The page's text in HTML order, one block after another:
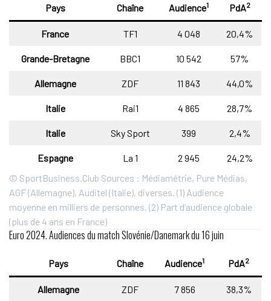
Pays Chaîne Audience1 PdA2
France TF1 4 048 20,4%
Grande-Bretagne BBC1 10 542 57%
Allemagne ZDF 11 843 44,0%
Italie Rai1 4 865 28,7%
Italie Sky Sport 399 2,4%
Espagne La 1 2 945
24,2%
© SportBusiness.Club Sources : Médiamétrie, Pure Médias,
AGF (Allemagne), Auditel (Italie), diverses. (1) Audience
moyenne en milliers de personnes. (2) Part d’audience globale
(plus de 4 ans en France)
Euro 2024. Audiences du match Slovénie/Danemark du 16 juin
Pays Chaîne Audience1 PdA2
Allemagne ZDF 7 856 38,3%